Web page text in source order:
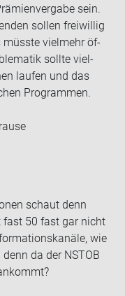
sein.
sol­len frei­wil­lig
müss­te viel­mehr öf­
soll­te viel­
lau­fen und das
Pro­gram­men.
schaut denn
fast 50 fast gar nicht
wie
da der NSTOB